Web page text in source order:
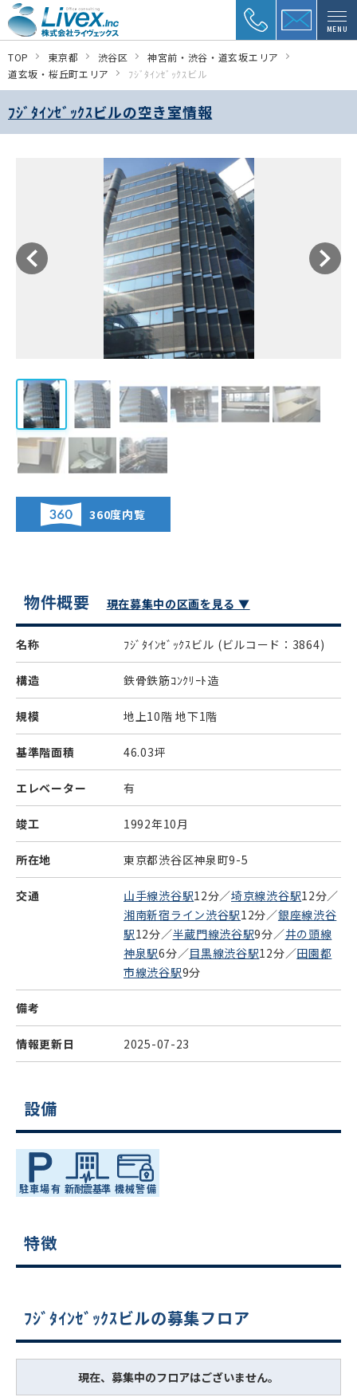
MENU
TOP 東京都 渋谷区
神宮前・渋谷・道玄坂エリア
道玄坂・桜丘町エリア
ﾌｼﾞﾀｲﾝｾﾞｯｸｽビル
ﾌｼﾞﾀｲﾝｾﾞｯｸｽビルの空き室情報
360度内覧
物件概要 現在募集中の区画を見る ▼
名称 ﾌｼﾞﾀｲﾝｾﾞｯｸｽビル (ビルコード：3864)
構造 鉄骨鉄筋ｺﾝｸﾘｰﾄ造
規模 地上10階 地下1階
基準階面積 46.03坪
エレベーター 有
竣工 1992年10月
所在地 東京都渋谷区神泉町9-5
交通 山手線渋谷駅12分／埼京線渋谷駅12分／
湘南新宿ライン渋谷駅12分／銀座線渋谷
駅12分／半蔵門線渋谷駅9分／井の頭線
神泉駅6分／目黒線渋谷駅12分／田園都
市線渋谷駅9分
備考
情報更新日 2025-07-23
設備
特徴
ﾌｼﾞﾀｲﾝｾﾞｯｸｽビルの募集フロア
現在、募集中のフロアはございません。